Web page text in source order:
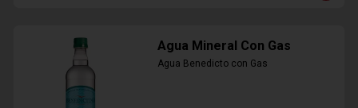
Agua Mineral Con Gas
Agua Benedicto con Gas